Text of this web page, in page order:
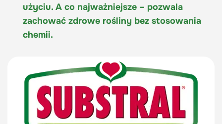
użyciu. A co najważniejsze – pozwala
zachować zdrowe rośliny bez stosowania
chemii.